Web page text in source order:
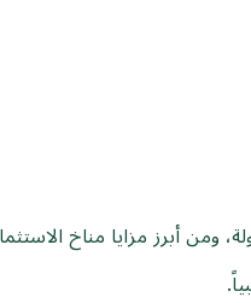
أبرز مزايا مناخ